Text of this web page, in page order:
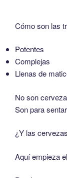
Cómo son las
Potentes
Complejas
Llenas de
No son
Son para
¿Y las
Aquí empieza